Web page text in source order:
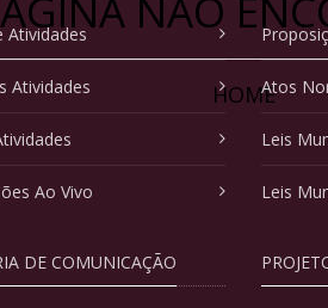
HOME
Atividades
Atividades
Ao Vivo
DE COMUNICAÇÃO
Atos
Leis
Leis